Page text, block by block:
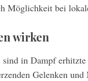
Möglichkeit bei
wirken
in Dampf
Gelenken